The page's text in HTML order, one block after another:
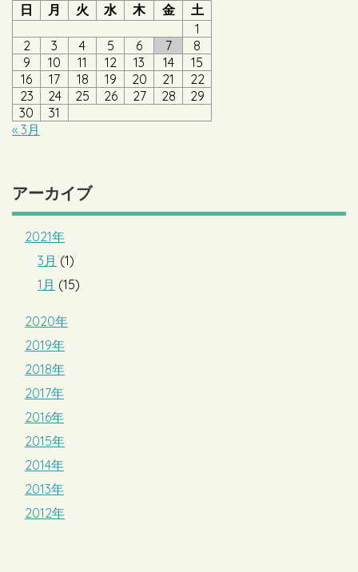
日
月 火 水 木 金
土
1
2
3 4 5 6 7
8
9
10 11 12 13 14
15
16
17 18 19 20 21
22
23
24 25 26 27 28
29
30
31
« 3月
アーカイブ
2021年
3月 (1)
1月 (15)
2020年
2019年
2018年
2017年
2016年
2015年
2014年
2013年
2012年